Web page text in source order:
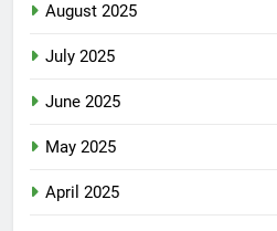
August 2025
July 2025
June 2025
May 2025
April 2025